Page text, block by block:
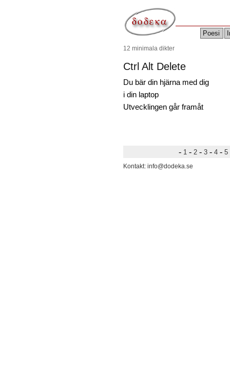
Poesi
12 minimala dikter
Ctrl Alt Delete
Du bär din hjärna med dig
i din laptop
Utvecklingen går framåt
-1 -2 -3 -4 -5
Kontakt: info@dodeka.se